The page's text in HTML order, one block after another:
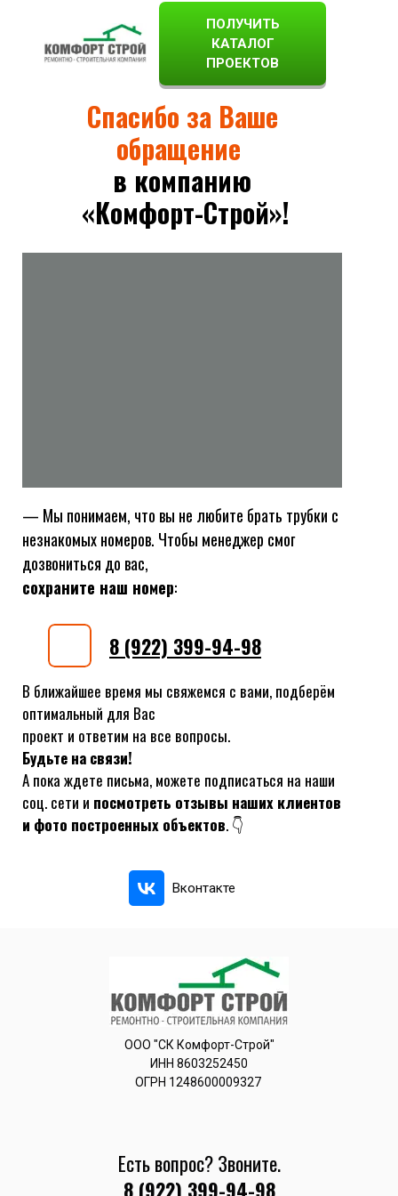
ПОЛУЧИТЬ
КАТАЛОГ
ПРОЕКТОВ
Вконтакте
В ближайшее время мы свяжемся с вами, подберём
оптимальный для Вас
проект и ответим на все вопросы.
Будьте на связи!
А пока ждете письма, можете подписаться на наши
соц. сети и посмотреть отзывы наших клиентов
и фото построенных объектов. 👇
— Мы понимаем, что вы не любите брать трубки с
незнакомых номеров. Чтобы менеджер смог
дозвониться до вас,
сохраните наш номер:
8 (922) 399-94-98
Спасибо за Ваше
обращение
в компанию
«Комфорт-Строй»!
ООО "СК Комфорт-Строй"
ИНН 8603252450
ОГРН 1248600009327
Есть вопрос? Звоните.
8 (922) 399-94-98